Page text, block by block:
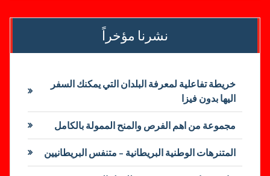
نشرنا مؤخراً
خريطة تفاعلية لمعرفة البلدان التي يمكنك السفر
اليها بدون فيزا
مجموعة من اهم الفرص والمنح الممولة بالكامل
المتنرهات الوطنية البريطانية – متنفس البريطانيين